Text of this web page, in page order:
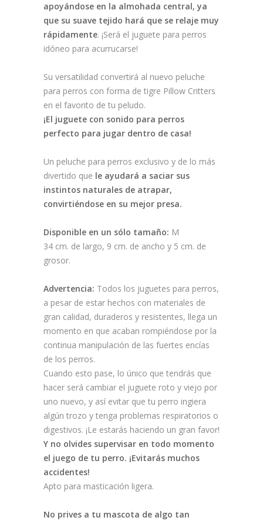
apoyándose en la almohada central, ya
que su suave tejido hará que se relaje muy
rápidamente. ¡Será el juguete para perros
idóneo para acurrucarse!
Su versatilidad convertirá al nuevo peluche
para perros con forma de tigre Pillow Critters
en el favorito de tu peludo.
¡El juguete con sonido para perros
perfecto para jugar dentro de casa!
Un peluche para perros exclusivo y de lo más
divertido que le ayudará a saciar sus
instintos naturales de atrapar,
convirtiéndose en su mejor presa.
Disponible en un sólo tamaño: M
34 cm. de largo, 9 cm. de ancho y 5 cm. de
grosor.
Advertencia: Todos los juguetes para perros,
a pesar de estar hechos con materiales de
gran calidad, duraderos y resistentes, llega un
momento en que acaban rompiéndose por la
continua manipulación de las fuertes encías
de los perros.
Cuando esto pase, lo único que tendrás que
hacer será cambiar el juguete roto y viejo por
uno nuevo, y así evitar que tu perro ingiera
algún trozo y tenga problemas respiratorios o
digestivos. ¡Le estarás haciendo un gran favor!
Y no olvides supervisar en todo momento
el juego de tu perro. ¡Evitarás muchos
accidentes!
Apto para masticación ligera.
No prives a tu mascota de algo tan